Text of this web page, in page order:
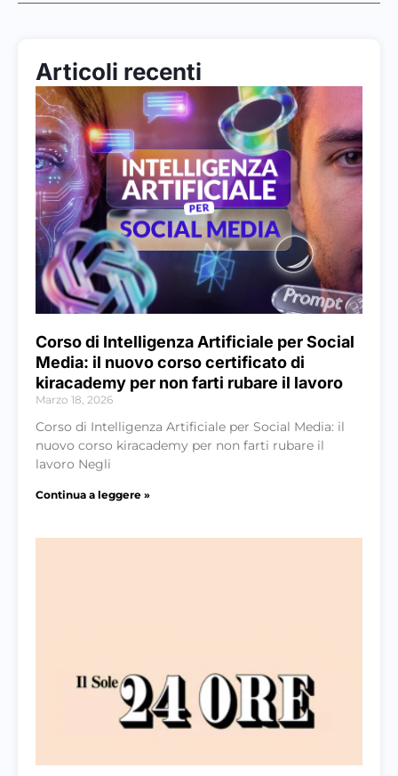
Articoli recenti
Corso di Intelligenza Artificiale per Social
Media: il nuovo corso certificato di
kiracademy per non farti rubare il lavoro
Marzo 18, 2026
Corso di Intelligenza Artificiale per Social Media: il
nuovo corso kiracademy per non farti rubare il
lavoro Negli
Continua a leggere »